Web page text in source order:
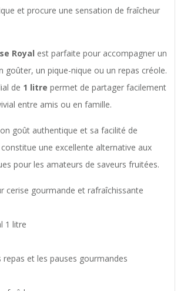
et procure une sensation de fraîcheur
Royal est parfaite pour accompagner un
goûter, un pique-nique ou un repas créole.
de 1 litre permet de partager facilement
entre amis ou en famille.
goût authentique et sa facilité de
une excellente alternative aux
pour les amateurs de saveurs fruitées.
cerise gourmande et rafraîchissante
1 litre
repas et les pauses gourmandes